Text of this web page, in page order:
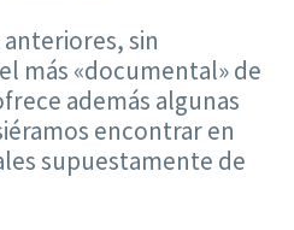
sin
más «documental» de
además algunas
encontrar en
supuestamente de